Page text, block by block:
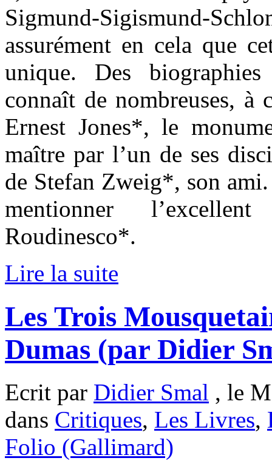
Sigmund-Sigismund-
assurément en cela que
unique. Des
connaît de nombreuses, à
Ernest Jones*, le
maître par l’un de ses
de Stefan Zweig*, son
mentionner
Roudinesco*.
Lire la suite
Les Trois
Dumas (par Didier
Ecrit par Didier Smal , le
dans Critiques, Les Livres,
Folio (Gallimard)